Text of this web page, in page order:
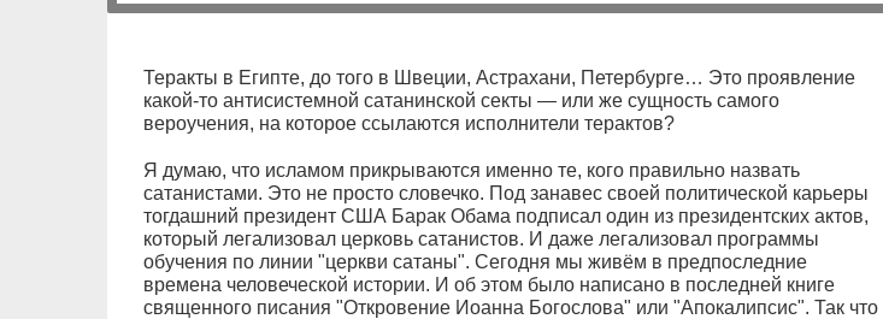
Теракты в Египте, до того в Швеции, Астрахани, Петербурге… Это проявление
какой-то антисистемной сатанинской секты — или же сущность самого
вероучения, на которое ссылаются исполнители терактов?
Я думаю, что исламом прикрываются именно те, кого правильно назвать
сатанистами. Это не просто словечко. Под занавес своей политической карьеры
тогдашний президент США Барак Обама подписал один из президентских актов,
который легализовал церковь сатанистов. И даже легализовал программы
обучения по линии "церкви сатаны". Сегодня мы живём в предпоследние
времена человеческой истории. И об этом было написано в последней книге
священного писания "Откровение Иоанна Богослова" или "Апокалипсис". Так что